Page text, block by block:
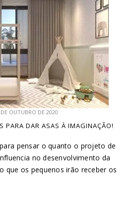
OUTUBRO DE 2020
PARA DAR ASAS À IMAGINAÇÃO!
pensar o quanto o projeto de
no desenvolvimento da
que os pequenos irão receber os